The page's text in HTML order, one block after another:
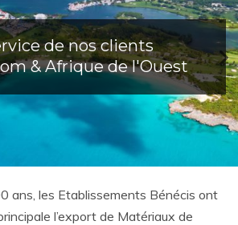
de nos clients
& Afrique de l'Ouest
ans, les Etablissements Bénécis ont
l’export de Matériaux de